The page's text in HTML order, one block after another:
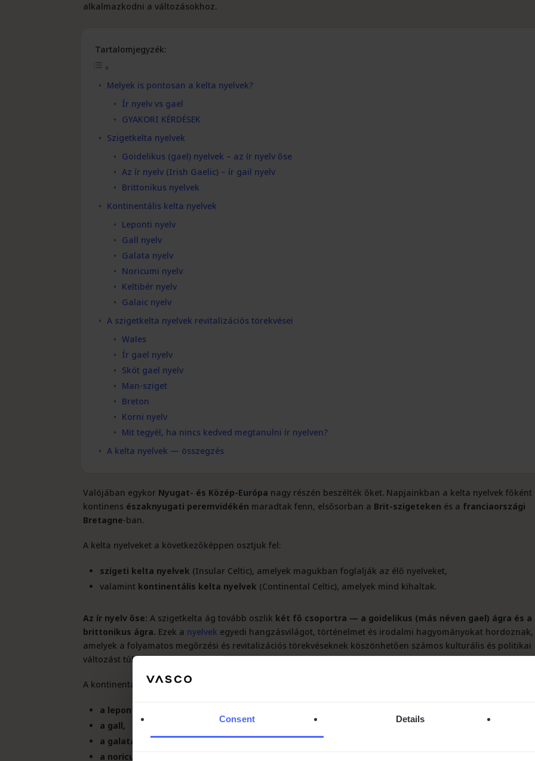
Consent Details
alkalmazkodni a változásokhoz.
Tartalomjegyzék:
Melyek is pontosan a kelta nyelvek?
Ír nyelv vs gael
GYAKORI KÉRDÉSEK
Szigetkelta nyelvek
Goidelikus (gael) nyelvek – az ír nyelv őse
Az ír nyelv (Irish Gaelic) – ír gail nyelv
Brittonikus nyelvek
Kontinentális kelta nyelvek
Leponti nyelv
Gall nyelv
Galata nyelv
Noricumi nyelv
Keltibér nyelv
Galaic nyelv
A szigetkelta nyelvek revitalizációs törekvései
Wales
Ír gael nyelv
Skót gael nyelv
Man-sziget
Breton
Korni nyelv
Mit tegyél, ha nincs kedved megtanulni ír nyelven?
A kelta nyelvek — összegzés
Valójában egykor Nyugat- és Közép-Európa nagy részén beszélték őket. Napjainkban a kelta nyelvek főként
kontinens északnyugati peremvidékén maradtak fenn, elsősorban a Brit-szigeteken és a franciaországi
Bretagne-ban.
A kelta nyelveket a következőképpen osztjuk fel:
szigeti kelta nyelvek (Insular Celtic), amelyek magukban foglalják az élő nyelveket,
valamint kontinentális kelta nyelvek (Continental Celtic), amelyek mind kihaltak.
Az ír nyelv őse:A szigetkelta ág tovább oszlik két fő csoportra — a goidelikus (más néven gael) ágra és a
brittonikus ágra. Ezek a nyelvek egyedi hangzásvilágot, történelmet és irodalmi hagyományokat hordoznak,
amelyek a folyamatos megőrzési és revitalizációs törekvéseknek köszönhetően számos kulturális és politikai
változást túléltek.
A kontinentális kelta nyelvek mára mind kihaltak. Ide tartoznak:
a leponti,
a gall,
a galata,
a noricumi,